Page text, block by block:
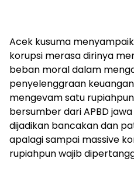
Acek kusuma
korupsi merasa dirinya
beban moral dalam
penyelenggraan
mengevam satu
bersumber dari APBD
dijadikan bancakan dan
apalagi sampai massive
rupiahpun wajib